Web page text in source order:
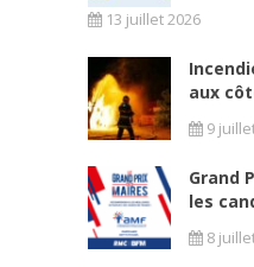
13 juillet 2026
aux
9
Grand
les
8